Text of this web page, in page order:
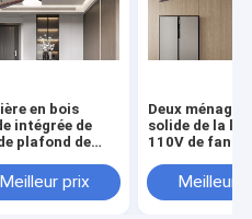
en bois
intégrée de
plafond de
Meilleur prix
Deux ménage
solide de la
110V de fan
de feuille
Meilleur